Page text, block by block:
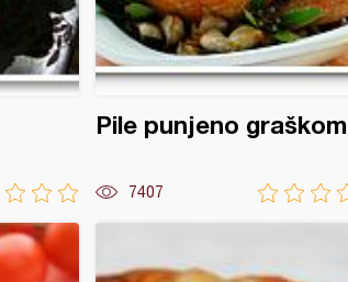
Pile punjeno graškom
7407